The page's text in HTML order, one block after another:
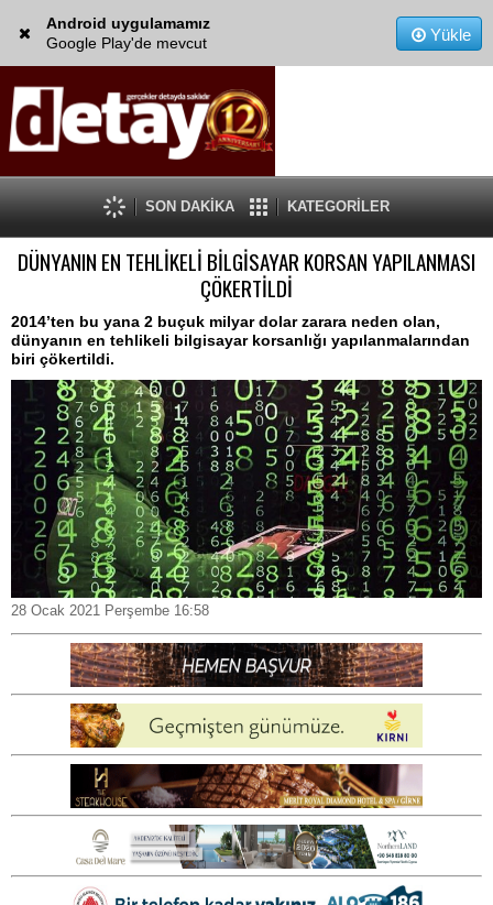
Android uygulamamız
Google Play'de mevcut
Yükle
SON DAKİKA KATEGORİLER
DÜNYANIN EN TEHLİKELİ BİLGİSAYAR KORSAN YAPILANMASI
ÇÖKERTİLDİ
2014’ten bu yana 2 buçuk milyar dolar zarara neden olan,
dünyanın en tehlikeli bilgisayar korsanlığı yapılanmalarından
biri çökertildi.
28 Ocak 2021 Perşembe 16:58